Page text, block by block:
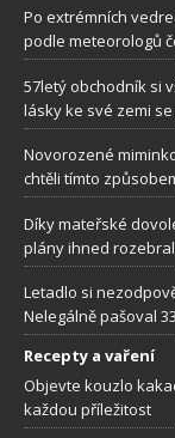
Po extrémních
podle meteorologů
57letý obchodník si
lásky ke své zemi
Novorozené
chtěli tímto
Díky mateřské
plány ihned rozebral
Letadlo si
Nelegálně pašoval
Recepty a vaření
Objevte kouzlo
každou příležitost